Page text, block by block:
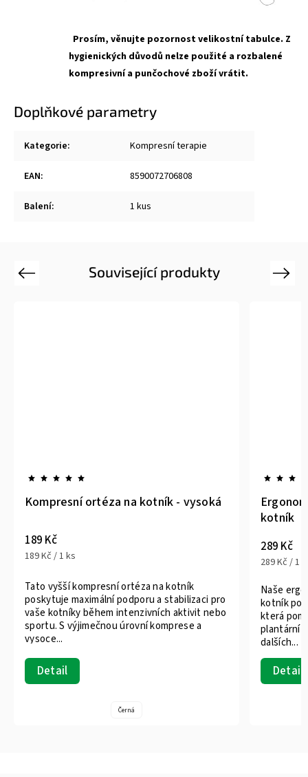
Prosím, věnujte pozornost velikostní tabulce. Z
hygienických důvodů nelze použité a rozbalené
kompresivní a punčochové zboží vrátit.
Doplňkové parametry
Kategorie: Kompresní terapie
EAN: 8590072706808
Balení: 1 kus
Související produkty
Previous
Ergonomická kompresní ortéza na
289 Kč
289 Kč / 1 ks
Detail
Naše ergonomická kompresní ortéza na
kotník poskytuje optimální míru komprese,
která pomáhá snížit bolest a otok při
plantární fasciitidě, zánětu Achillovy šlachy a
dalších...
M
218
při
šlach...
Next